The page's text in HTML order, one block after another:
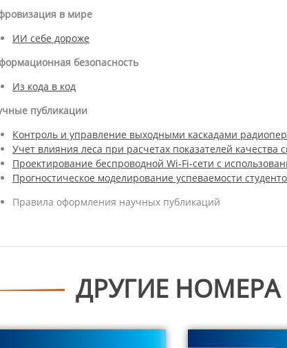
в мире
ИИ себе дороже
безопасность
Из кода в код
публикации
Контроль и управление выходными каскадами
Учет влияния леса при расчетах показателей
Проектирование беспроводной Wi-Fi-сети с
Прогностическое моделирование успеваемости
Правила оформления научных публикаций
ДРУГИЕ НОМЕРА